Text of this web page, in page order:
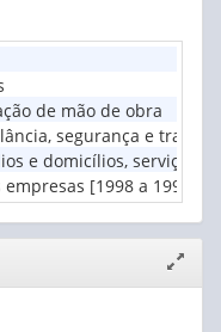
de mão de obra
segurança e
e domicílios, serviços
[1998 a 1999]
janela